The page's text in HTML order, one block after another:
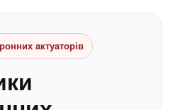
актуаторів